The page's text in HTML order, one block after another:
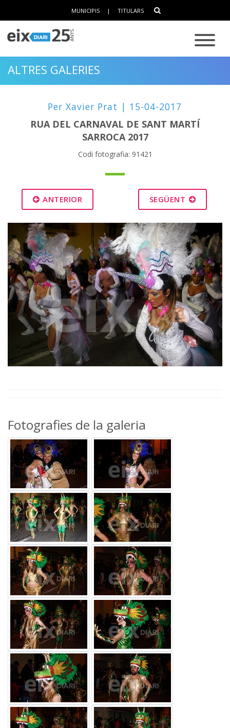
MUNICIPIS | TITULARS
ALTRES GALERIES
Per Xavier Prat | 15-04-2017
RUA DEL CARNAVAL DE SANT MARTÍ
SARROCA 2017
Codi fotografia: 91421
ANTERIOR SEGÜENT
Fotografies de la galeria